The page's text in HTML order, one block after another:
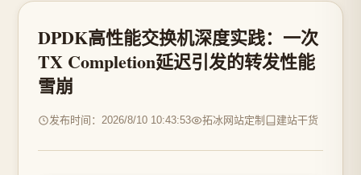
DPDK高性能交换机深度实践：一次
TX Completion延迟引发的转发性能
雪崩
发布时间：2026/8/10 10:43:53 拓冰网站定制 建站干货